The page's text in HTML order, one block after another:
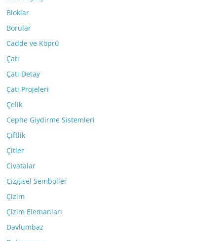
Bloklar
Borular
Cadde ve Köprü
Çatı
Çatı Detay
Çatı Projeleri
Çelik
Cephe Giydirme Sistemleri
Çiftlik
Çitler
Civatalar
Çizgisel Semboller
Çizim
Çizim Elemanları
Davlumbaz